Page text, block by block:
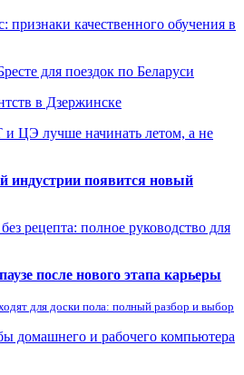
признаки качественного обучения в
для поездок по Беларуси
в Дзержинске
ЦЭ лучше начинать летом, а не
индустрии появится новый
рецепта: полное руководство для
после нового этапа карьеры
для доски пола: полный разбор и выбор
домашнего и рабочего компьютера